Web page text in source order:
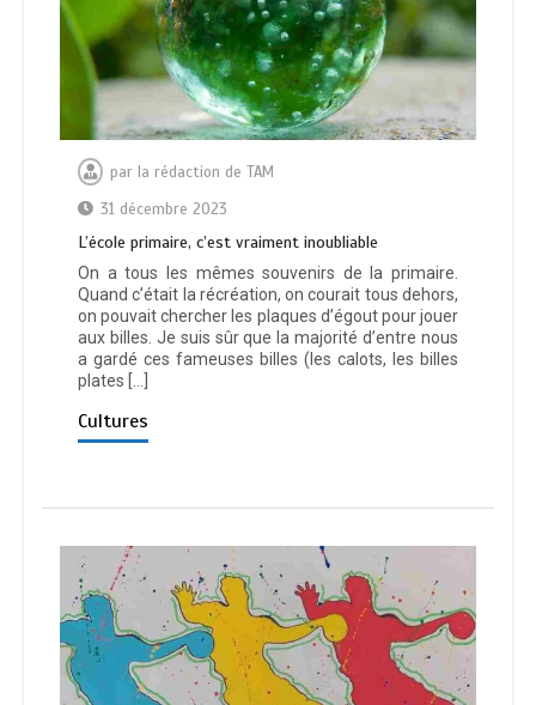
par la rédaction de TAM
31 décembre 2023
L’école primaire, c’est vraiment inoubliable
On a tous les mêmes souvenirs de la primaire.
Quand c’était la récréation, on courait tous dehors,
on pouvait chercher les plaques d’égout pour jouer
aux billes. Je suis sûr que la majorité d’entre nous
a gardé ces fameuses billes (les calots, les billes
plates […]
Cultures